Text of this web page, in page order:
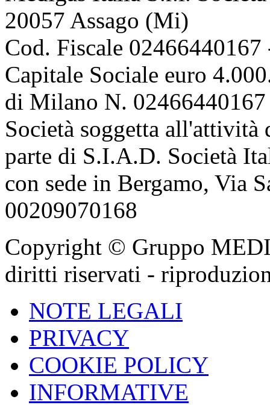
20057 Assago (Mi)
Cod. Fiscale
Capitale Sociale euro
di Milano N.
Società soggetta
parte di S.I.A.D. Società
con sede in Bergamo, Via
00209070168
Copyright © Gruppo
diritti riservati -
NOTE LEGALI
PRIVACY
COOKIE POLICY
INFORMATIVE